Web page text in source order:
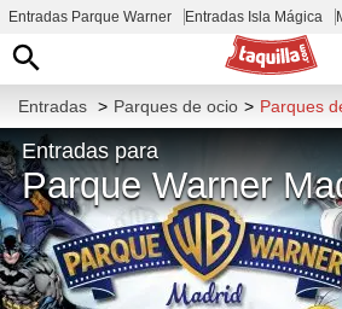
Entradas Parque Warner Entradas Isla Mágica
Entradas > Parques de ocio > Parques
Entradas para
Parque Warner